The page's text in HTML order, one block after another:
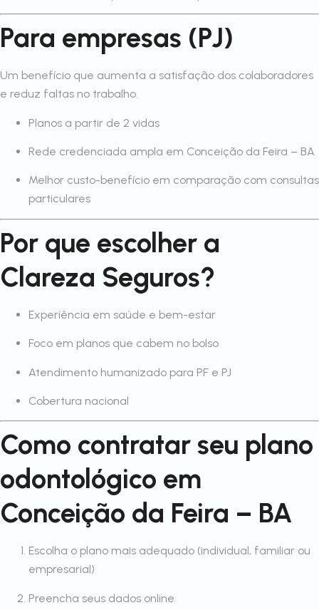
Para empresas (PJ)
Um benefício que aumenta a satisfação dos colaboradores
e reduz faltas no trabalho.
Planos a partir de 2 vidas
Rede credenciada ampla em Conceição da Feira – BA
Melhor custo-benefício em comparação com consultas
particulares
Por que escolher a
Clareza Seguros?
Experiência em saúde e bem-estar
Foco em planos que cabem no bolso
Atendimento humanizado para PF e PJ
Cobertura nacional
Como contratar seu plano
odontológico em
Conceição da Feira – BA
Escolha o plano mais adequado (individual, familiar ou
empresarial)
Preencha seus dados online